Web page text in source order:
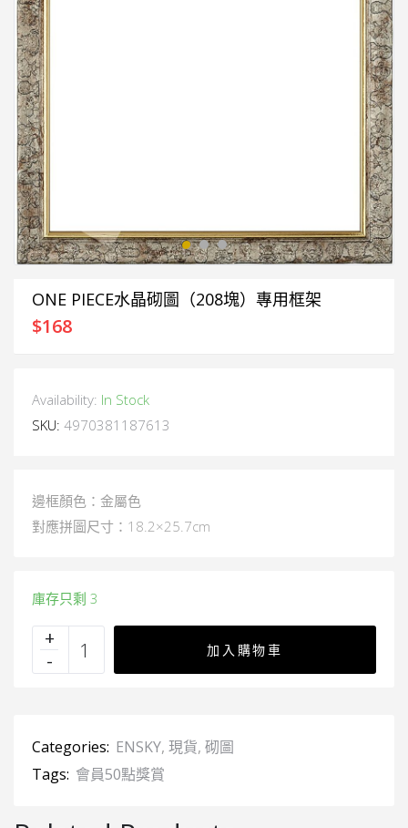
ONE PIECE水晶砌圖（208塊）專用框架
$168
Availability: In Stock
SKU: 4970381187613
邊框顏色：金屬色
對應拼圖尺寸：18.2×25.7cm
庫存只剩 3
加入購物車
Categories: ENSKY, 現貨, 砌圖
Tags: 會員50點獎賞